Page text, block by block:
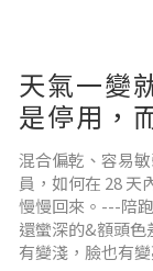
天氣一變
是停用，
混合偏乾、容易
員，如何在 28 天
慢慢回來。---陪
還蠻深的&額頭
有變淺，臉也有